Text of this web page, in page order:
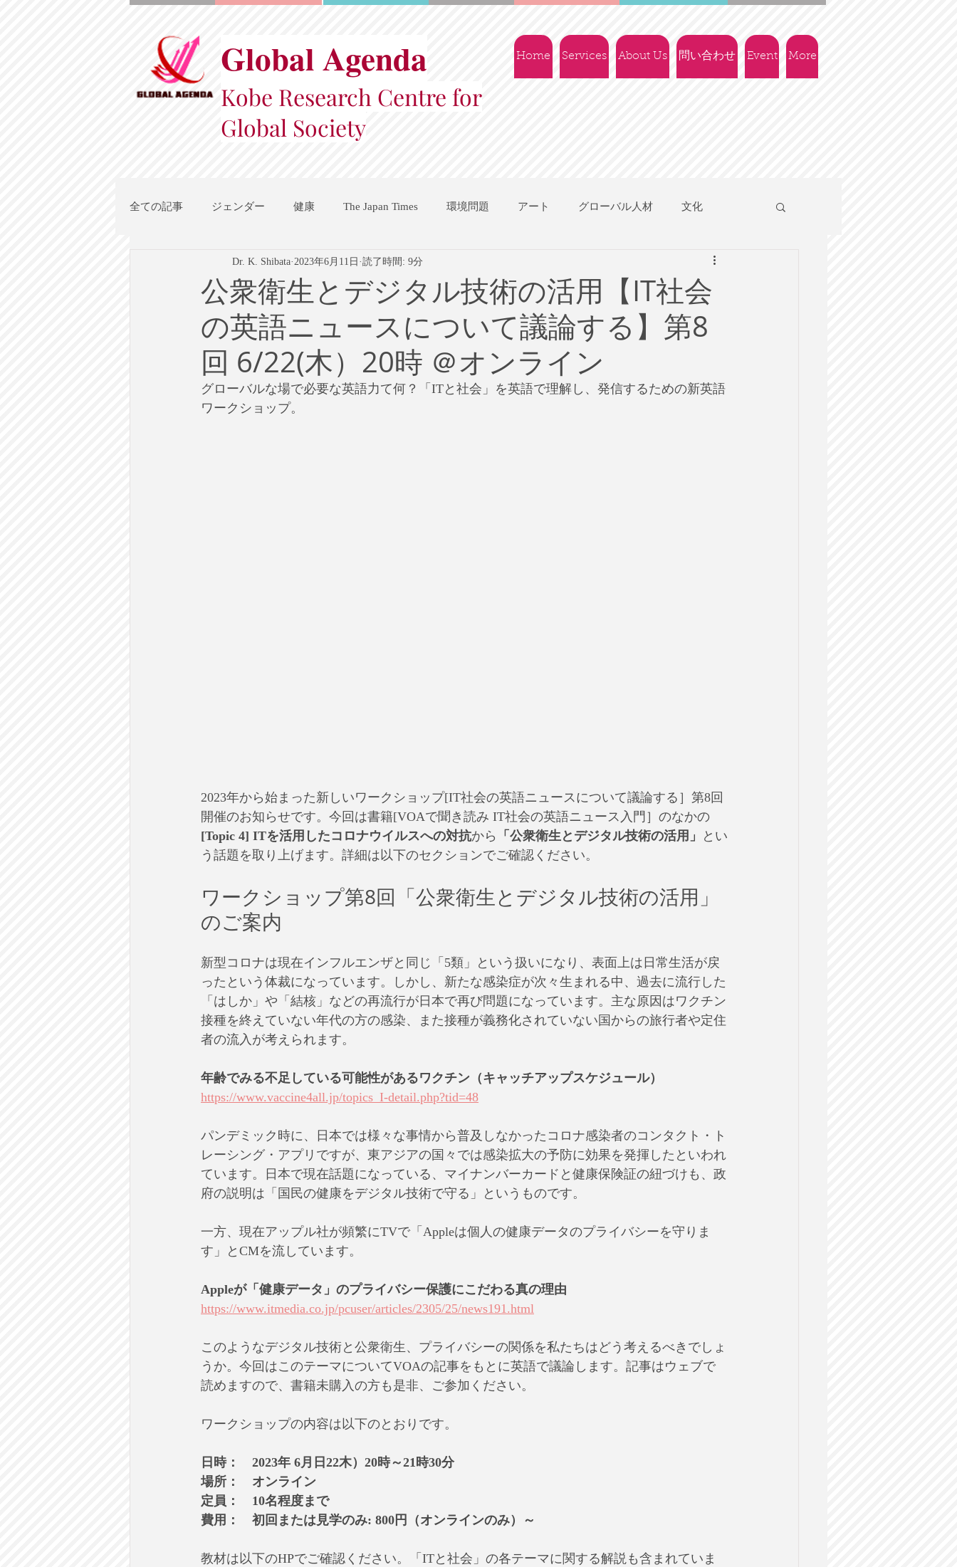
Global Agenda
Kobe Research Centre for
Global Society
Home Services About Us 問い合わせ Event More
全ての記事 ジェンダー 健康 The Japan Times 環境問題 アート グローバル人材 文化
地域都市政策 国際機関 地域振興 社会政策
テクノロジー 政治 ビジネス リスク ブランド 新型コロナウイルス
英語で学ぶ大人の社会科 ライティング Global News ソーシャル・メディア
公衆衛生とデジタル技術の活用【IT社会
の英語ニュースについて議論する】第8
回 6/22(木）20時 ＠オンライン
Dr. K. Shibata 2023年6月11日 読了時間: 9分
グローバルな場で必要な英語力て何？「ITと社会」を英語で理解し、発信するための新英語
ワークショップ。
2023年から始まった新しいワークショップ[IT社会の英語ニュースについて議論する］第8回
開催のお知らせです。今回は書籍[VOAで聞き読み IT社会の英語ニュース入門］のなかの
[Topic 4] ITを活用したコロナウイルスへの対抗から 「公衆衛生とデジタル技術の活用」
とい
う話題を取り上げます。詳細は以下のセクションでご確認ください。
ワークショップ第8回「公衆衛生とデジタル技術の活用」
のご案内
新型コロナは現在インフルエンザと同じ「5類」という扱いになり、表面上は日常生活が戻
ったという体裁になっています。しかし、新たな感染症が次々生まれる中、過去に流行した
「はしか」や「結核」などの再流行が日本で再び問題になっています。主な原因はワクチン
接種を終えていない年代の方の感染、また接種が義務化されていない国からの旅行者や定住
者の流入が考えられます。
年齢でみる不足している可能性があるワクチン（キャッチアップスケジュール）
https://www.vaccine4all.jp/topics_I-detail.php?tid=48
パンデミック時に、日本では様々な事情から普及しなかったコロナ感染者のコンタクト・ト
レーシング・アプリですが、東アジアの国々では感染拡大の予防に効果を発揮したといわれ
ています。日本で現在話題になっている、マイナンバーカードと健康保険証の紐づけも、政
府の説明は「国民の健康をデジタル技術で守る」というものです。
一方、現在アップル社が頻繁にTVで「Appleは個人の健康データのプライバシーを守りま
す」とCMを流しています。
Appleが「健康データ」のプライバシー保護にこだわる真の理由
https://www.itmedia.co.jp/pcuser/articles/2305/25/news191.html
このようなデジタル技術と公衆衛生、プライバシーの関係を私たちはどう考えるべきでしょ
うか。今回はこのテーマについてVOAの記事をもとに英語で議論します。記事はウェブで
読めますので、書籍未購入の方も是非、ご参加ください。
ワークショップの内容は以下のとおりです。
日時：　2023年 6月日22木）20時～21時30分
場所：　オンライン
定員：　10名程度まで
費用：　初回または見学のみ: 800円（オンラインのみ）～
教材は以下のHPでご確認ください。「ITと社会」の各テーマに関する解説も含まれていま